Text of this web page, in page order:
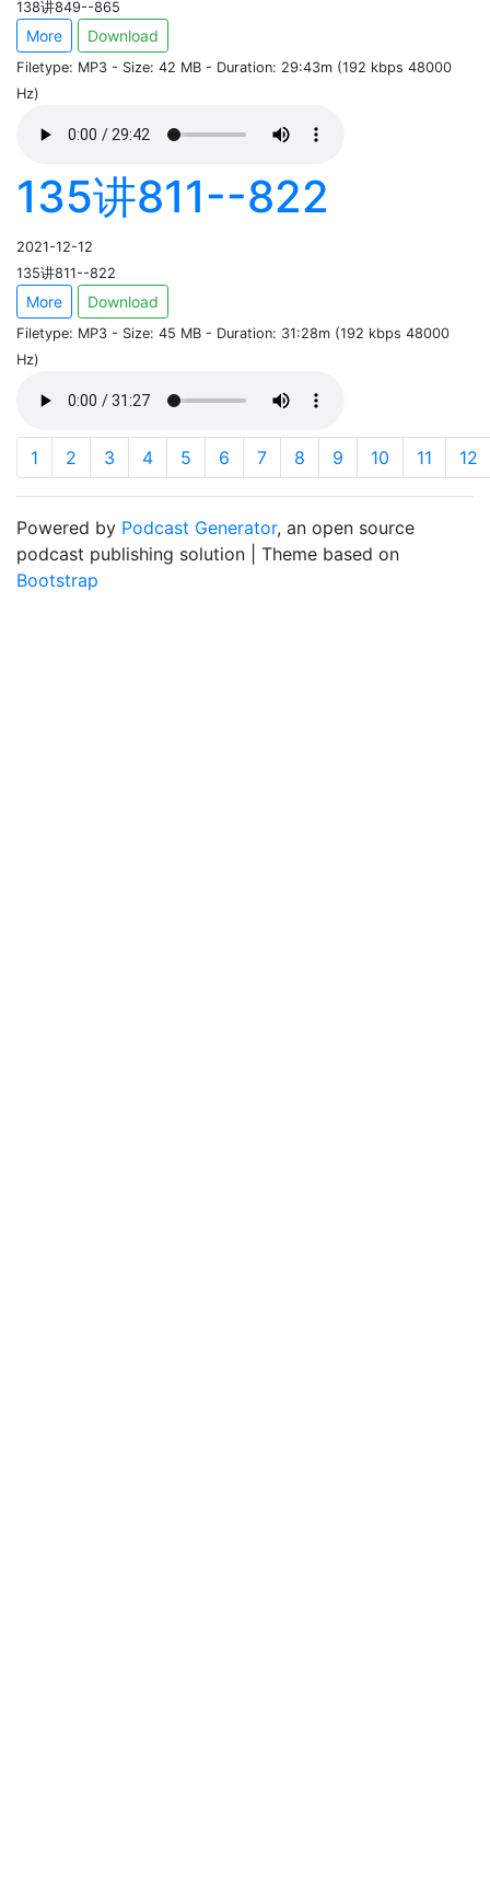
138讲849--865
More Download
Filetype: MP3 - Size: 42 MB - Duration: 29:43m (192 kbps 48000
Hz)
135讲811--822
2021-12-12
135讲811--822
More Download
Filetype: MP3 - Size: 45 MB - Duration: 31:28m (192 kbps 48000
Hz)
1 2 3 4 5 6 7 8 9 10 11 12
Powered by Podcast Generator, an open source
podcast publishing solution | Theme based on
Bootstrap